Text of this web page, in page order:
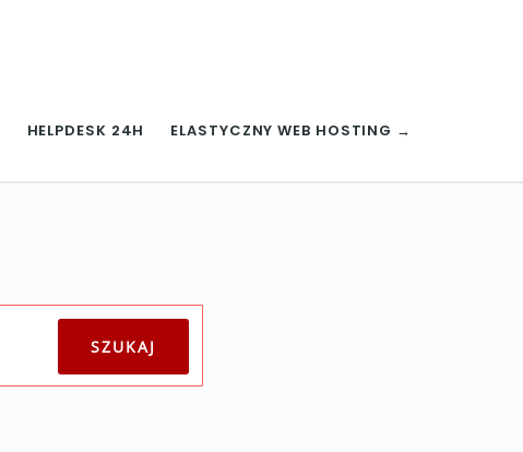
HELPDESK 24H ELASTYCZNY WEB HOSTING →